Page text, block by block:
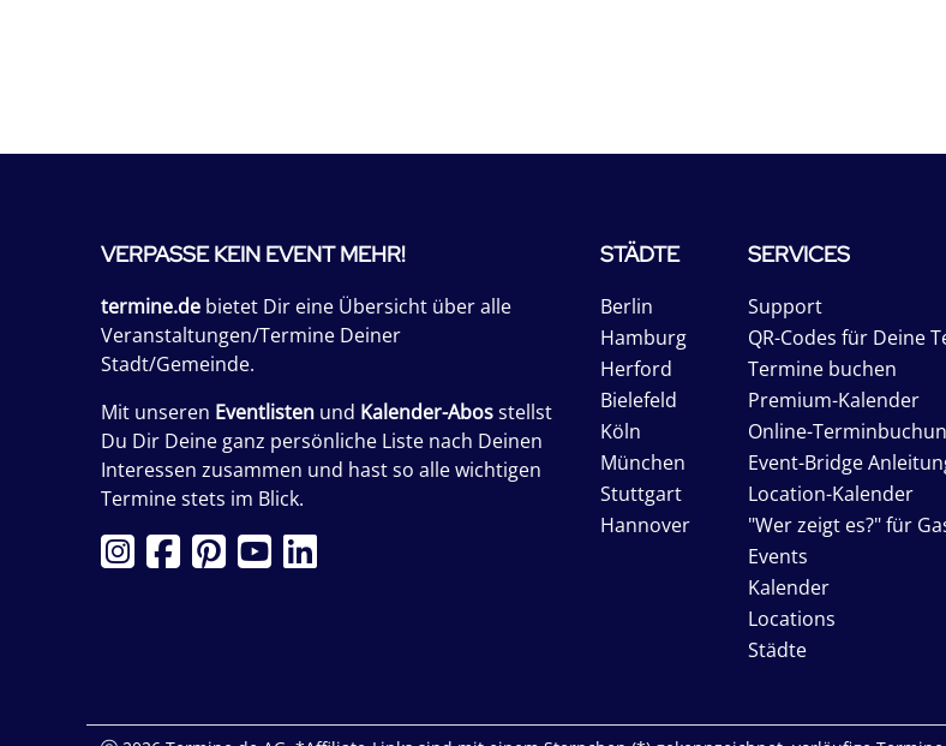
VERPASSE KEIN EVENT MEHR!
termine.de bietet Dir eine Übersicht über alle
Veranstaltungen/Termine Deiner
Stadt/Gemeinde.
Mit unseren Eventlisten und Kalender-Abosstellst
Du Dir Deine ganz persönliche Liste nach Deinen
Interessen zusammen und hast so alle wichtigen
Termine stets im Blick.
STÄDTE
Berlin
Hamburg
Herford
Bielefeld
Köln
München
Stuttgart
Hannover
SERVICES
Support
QR-Codes für Deine
Termine buchen
Premium-Kalender
Online-
Event-Bridge
Location-Kalender
"Wer zeigt es?" für
Events
Kalender
Locations
Städte